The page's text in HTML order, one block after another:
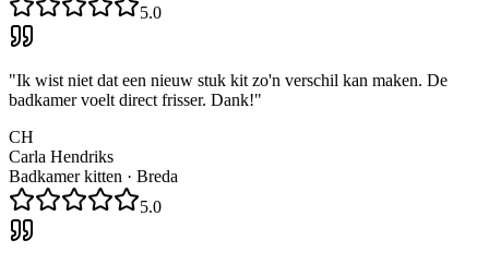
5.0
"Ik wist niet dat een nieuw stuk kit zo'n verschil kan maken. De
badkamer voelt direct frisser. Dank!"
CH
Carla Hendriks
Badkamer kitten · Breda
5.0